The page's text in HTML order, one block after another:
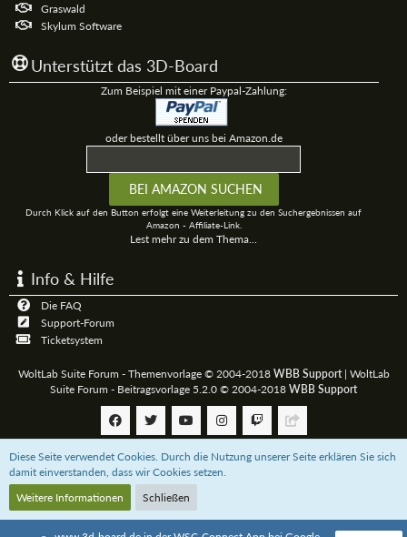
Graswald
Skylum Software
Unterstützt das 3D-Board
Zum Beispiel mit einer Paypal-Zahlung:
oder bestellt über uns bei Amazon.de
Durch Klick auf den Button erfolgt eine Weiterleitung zu den Suchergebnissen auf
Amazon - Affiliate-Link.
Lest mehr zu dem Thema...
Info & Hilfe
Die FAQ
Support-Forum
Ticketsystem
WoltLab Suite Forum - Themenvorlage © 2004-2018 WBB Support| WoltLab
Suite Forum - Beitragsvorlage 5.2.0 © 2004-2018 WBB Support
Community-Software:WoltLab Suite™
Unterstützt das 3D-Board mit einerPaypal-Zahlung oder bestellt über uns bei
Amazon.de
Diese Seite verwendet Cookies. Durch die Nutzung unserer Seite erklären Sie sich
damit einverstanden, dass wir Cookies setzen.
Weitere Informationen
Schließen